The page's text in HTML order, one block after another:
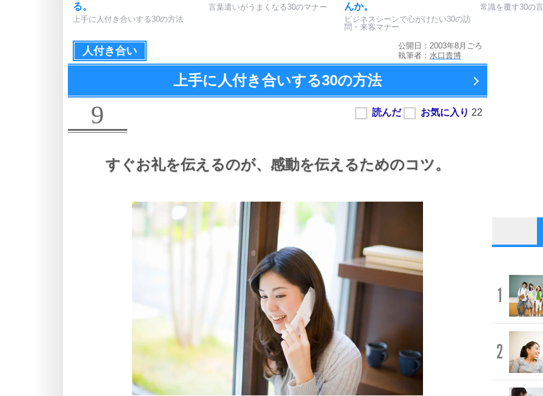
る。
上手に人付き合いする30の方法
言葉遣いがうまくなる30のマナー
んか。
ビジネスシーンで心がけたい30の訪
問・来客マナー
常識を覆す30の
人付き合い
公開日：2003年8月ごろ
執筆者： 水口貴博
上手に人付き合いする30の方法
9
すぐお礼を伝えるのが、 感動を伝えるためのコツ。
1
2